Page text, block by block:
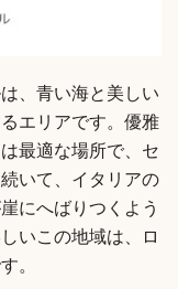
、青い海と美しい
エリアです。優雅
最適な場所で、セ
いて、イタリアの
にへばりつくよう
いこの地域は、ロ
。